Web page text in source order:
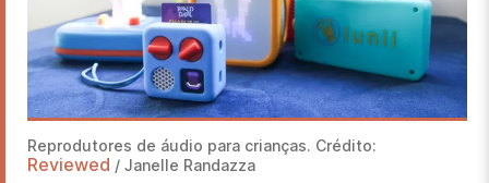
Reprodutores de áudio para crianças. Crédito:
Reviewed / Janelle Randazza